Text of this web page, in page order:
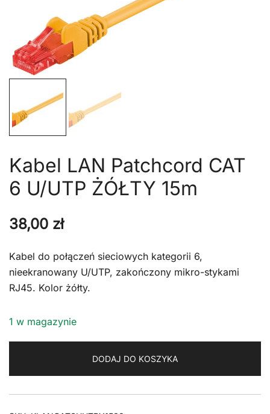
Kabel LAN Patchcord CAT
6 U/UTP ŻÓŁTY 15m
38,00 zł
Kabel do połączeń sieciowych kategorii 6,
nieekranowany U/UTP, zakończony mikro-stykami
RJ45. Kolor żółty.
1 w magazynie
DODAJ DO KOSZYKA